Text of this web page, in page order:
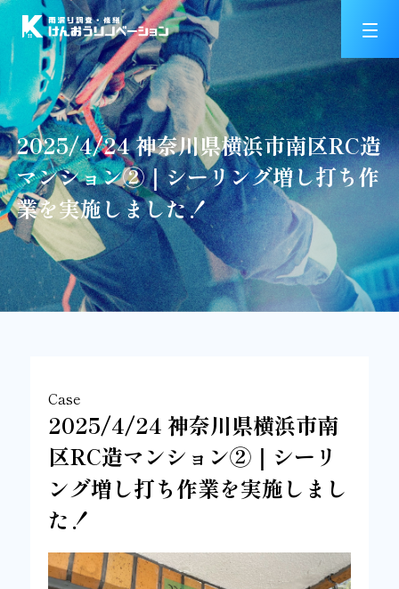
2025/4/24 神奈川県横浜市南区RC造
マンション②｜シーリング増し打ち作
業を実施しました！
Case
2025/4/24 神奈川県横浜市南
区RC造マンション②｜シーリ
ング増し打ち作業を実施しまし
た！